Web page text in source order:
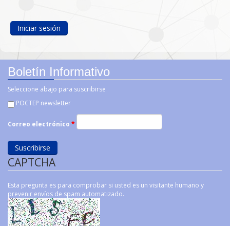
Boletín Informativo
Seleccione abajo para suscribirse
POCTEP newsletter
Correo electrónico *
CAPTCHA
Esta pregunta es para comprobar si usted es un visitante humano y
prevenir envíos de spam automatizado.